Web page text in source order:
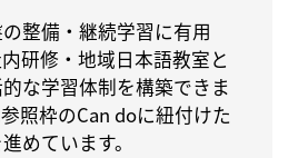
整備・継続学習に有用
研修・地域日本語教室と
な学習体制を構築できま
照枠のCan doに紐付けた
めています。